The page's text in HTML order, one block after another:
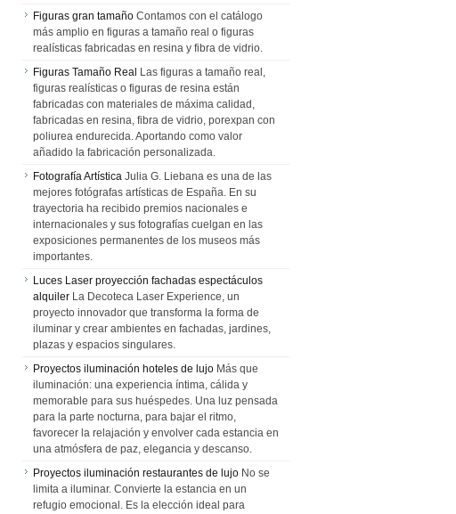
Figuras gran tamaño Contamos con el catálogo
más amplio en figuras a tamaño real o figuras
realísticas fabricadas en resina y fibra de vidrio.
Figuras Tamaño Real Las figuras a tamaño real,
figuras realísticas o figuras de resina están
fabricadas con materiales de máxima calidad,
fabricadas en resina, fibra de vidrio, porexpan con
poliurea endurecida. Aportando como valor
añadido la fabricación personalizada.
Fotografía Artística Julia G. Liebana es una de las
mejores fotógrafas artísticas de España. En su
trayectoria ha recibido premios nacionales e
internacionales y sus fotografías cuelgan en las
exposiciones permanentes de los museos más
importantes.
Luces Laser proyección fachadas espectáculos
alquiler La Decoteca Laser Experience, un
proyecto innovador que transforma la forma de
iluminar y crear ambientes en fachadas, jardines,
plazas y espacios singulares.
Proyectos iluminación hoteles de lujo Más que
iluminación: una experiencia íntima, cálida y
memorable para sus huéspedes. Una luz pensada
para la parte nocturna, para bajar el ritmo,
favorecer la relajación y envolver cada estancia en
una atmósfera de paz, elegancia y descanso.
Proyectos iluminación restaurantes de lujo No se
limita a iluminar. Convierte la estancia en un
refugio emocional. Es la elección ideal para